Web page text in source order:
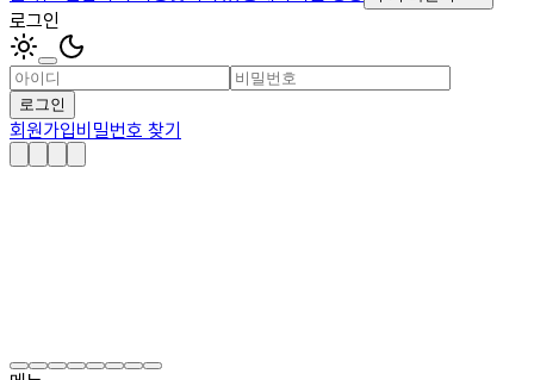
로그인
로그인
회원가입비밀번호 찾기